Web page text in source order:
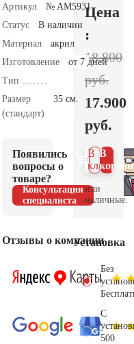
Артикул
№ AM5931
Статус
В наличии
Материал
акрил
Изготовление
от 7 дней
Тип
Размер
(стандарт)
35 см.
Появились
вопросы о
товаре?
Консультация
специалиста
Отзывы о компании
Цена
:
18.800
руб.
17.900
руб.
В
В 1
клик
или
наличные.
Установка
Без
С
500